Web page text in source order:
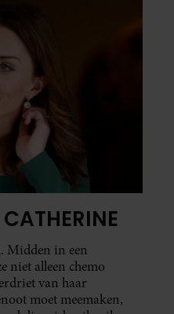
Midden in een
niet alleen chemo
van haar
moet meemaken,